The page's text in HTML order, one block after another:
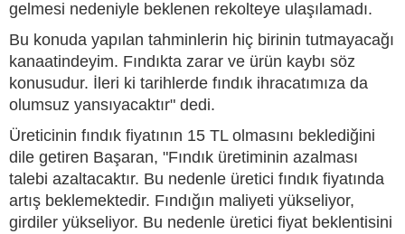
gelmesi nedeniyle beklenen rekolteye ulaşılamadı.
Bu konuda yapılan tahminlerin hiç birinin tutmayacağı
kanaatindeyim. Fındıkta zarar ve ürün kaybı söz
konusudur. İleri ki tarihlerde fındık ihracatımıza da
olumsuz yansıyacaktır" dedi.
Üreticinin fındık fiyatının 15 TL olmasını beklediğini
dile getiren Başaran, "Fındık üretiminin azalması
talebi azaltacaktır. Bu nedenle üretici fındık fiyatında
artış beklemektedir. Fındığın maliyeti yükseliyor,
girdiler yükseliyor. Bu nedenle üretici fiyat beklentisini